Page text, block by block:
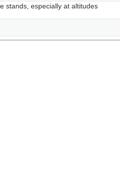
stands, especially at altitudes